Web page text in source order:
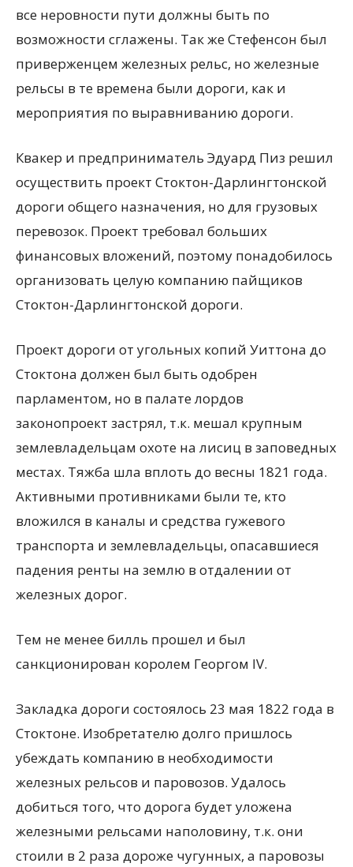
все неровности пути должны быть по
возможности сглажены. Так же Стефенсон был
приверженцем железных рельс, но железные
рельсы в те времена были дороги, как и
мероприятия по выравниванию дороги.
Квакер и предприниматель Эдуард Пиз решил
осуществить проект Стоктон-Дарлингтонской
дороги общего назначения, но для грузовых
перевозок. Проект требовал больших
финансовых вложений, поэтому понадобилось
организовать целую компанию пайщиков
Стоктон-Дарлингтонской дороги.
Проект дороги от угольных копий Уиттона до
Стоктона должен был быть одобрен
парламентом, но в палате лордов
законопроект застрял, т.к. мешал крупным
землевладельцам охоте на лисиц в заповедных
местах. Тяжба шла вплоть до весны 1821 года.
Активными противниками были те, кто
вложился в каналы и средства гужевого
транспорта и землевладельцы, опасавшиеся
падения ренты на землю в отдалении от
железных дорог.
Тем не менее билль прошел и был
санкционирован королем Георгом IV.
Закладка дороги состоялось 23 мая 1822 года в
Стоктоне. Изобретателю долго пришлось
убеждать компанию в необходимости
железных рельсов и паровозов. Удалось
добиться того, что дорога будет уложена
железными рельсами наполовину, т.к. они
стоили в 2 раза дороже чугунных, а паровозы